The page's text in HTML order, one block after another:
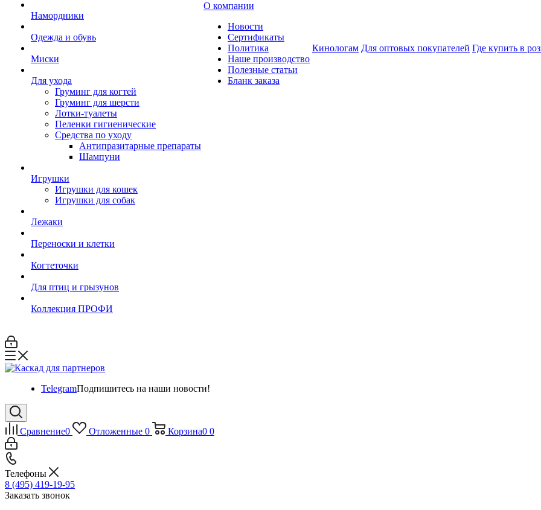
Намордники
Одежда и обувь
Миски
Для ухода
Груминг для когтей
Груминг для шерсти
Лотки-туалеты
Пеленки гигиенические
Средства по уходу
Антипразитарные препараты
Шампуни
Игрушки
Игрушки для кошек
Игрушки для собак
Лежаки
Переноски и клетки
Когтеточки
Для птиц и грызунов
Коллекция ПРОФИ
О компании
Новости
Сертификаты
Политика
Наше производство
Полезные статьи
Бланк заказа
Кинологам Для оптовых покупателей Где купить в
TelegramПодпишитесь на наши новости!
Сравнение0 Отложенные 0 Корзина0 0
Телефоны
8 (495) 419-19-95
Заказать звонок